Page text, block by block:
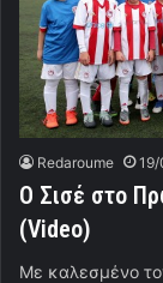
Redaroume
Ο Σισέ στο
(Video)
Με καλεσμένο